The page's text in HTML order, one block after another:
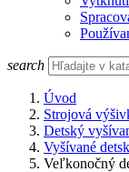
search
Úvod
Strojová
Detský
Vyšívané
Veľkonočný